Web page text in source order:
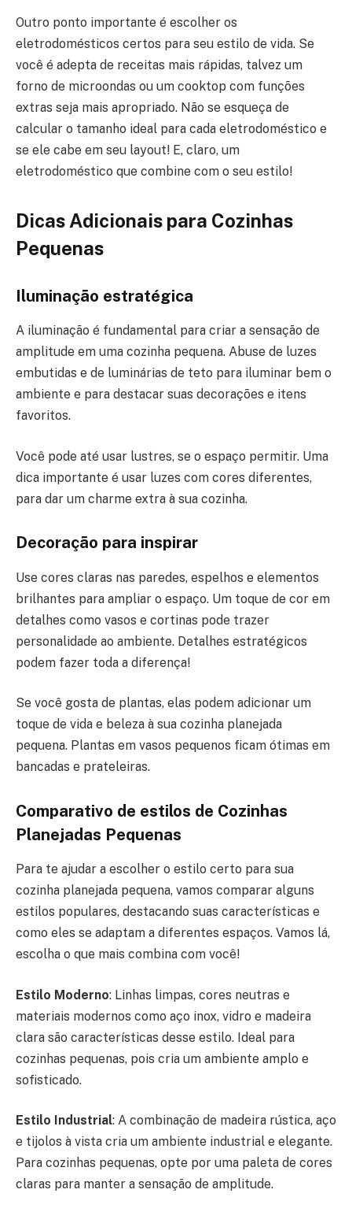
Outro ponto importante é escolher os
eletrodomésticos certos para seu estilo de vida. Se
você é adepta de receitas mais rápidas, talvez um
forno de microondas ou um cooktop com funções
extras seja mais apropriado. Não se esqueça de
calcular o tamanho ideal para cada eletrodoméstico e
se ele cabe em seu layout! E, claro, um
eletrodoméstico que combine com o seu estilo!
Dicas Adicionais para Cozinhas
Pequenas
Iluminação estratégica
A iluminação é fundamental para criar a sensação de
amplitude em uma cozinha pequena. Abuse de luzes
embutidas e de luminárias de teto para iluminar bem o
ambiente e para destacar suas decorações e itens
favoritos.
Você pode até usar lustres, se o espaço permitir. Uma
dica importante é usar luzes com cores diferentes,
para dar um charme extra à sua cozinha.
Decoração para inspirar
Use cores claras nas paredes, espelhos e elementos
brilhantes para ampliar o espaço. Um toque de cor em
detalhes como vasos e cortinas pode trazer
personalidade ao ambiente. Detalhes estratégicos
podem fazer toda a diferença!
Se você gosta de plantas, elas podem adicionar um
toque de vida e beleza à sua cozinha planejada
pequena. Plantas em vasos pequenos ficam ótimas em
bancadas e prateleiras.
Comparativo de estilos de Cozinhas
Planejadas Pequenas
Para te ajudar a escolher o estilo certo para sua
cozinha planejada pequena, vamos comparar alguns
estilos populares, destacando suas características e
como eles se adaptam a diferentes espaços. Vamos lá,
escolha o que mais combina com você!
Estilo Moderno: Linhas limpas, cores neutras e
materiais modernos como aço inox, vidro e madeira
clara são características desse estilo. Ideal para
cozinhas pequenas, pois cria um ambiente amplo e
sofisticado.
Estilo Industrial: A combinação de madeira rústica, aço
e tijolos à vista cria um ambiente industrial e elegante.
Para cozinhas pequenas, opte por uma paleta de cores
claras para manter a sensação de amplitude.